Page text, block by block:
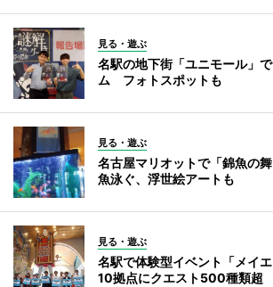
見る・遊ぶ
名駅の地下街「ユニモール」
ム フォトスポットも
見る・遊ぶ
名古屋マリオットで「錦魚
魚泳ぐ、浮世絵アートも
見る・遊ぶ
名駅で体験型イベント「メイ
10拠点にクエスト500種類超